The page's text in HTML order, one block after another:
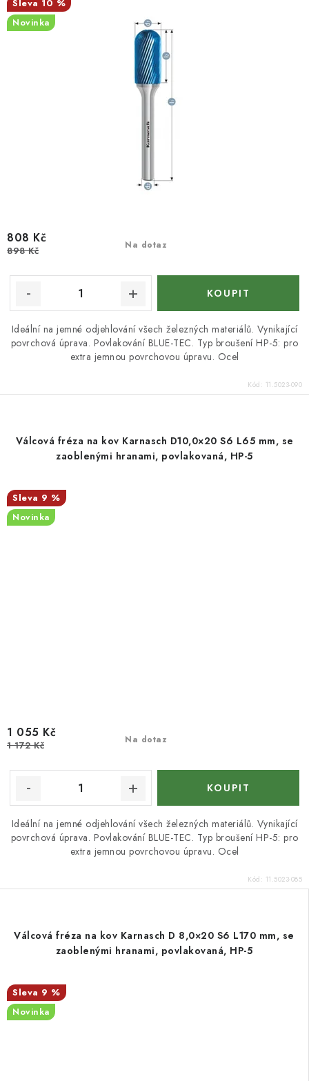
10 %
Novinka
Na dotaz
808 Kč
898 Kč
Ideální na jemné odjehlování všech železných materiálů. Vynikající
povrchová úprava. Povlakování BLUE-TEC. Typ broušení HP-5: pro
extra jemnou povrchovou úpravu. Ocel
Kód: 11.5023-090
Válcová fréza na kov Karnasch D10,0×20 S6 L65 mm, se
zaoblenými hranami, povlakovaná, HP-5
9 %
Novinka
Na dotaz
1 055 Kč
1 172 Kč
Ideální na jemné odjehlování všech železných materiálů. Vynikající
povrchová úprava. Povlakování BLUE-TEC. Typ broušení HP-5: pro
extra jemnou povrchovou úpravu. Ocel
Kód: 11.5023-085
Válcová fréza na kov Karnasch D 8,0×20 S6 L170 mm, se
zaoblenými hranami, povlakovaná, HP-5
9 %
Novinka